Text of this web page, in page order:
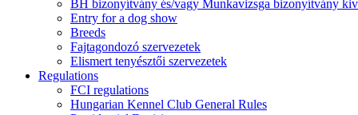
BH bizonyítvány és/vagy Munkavizsga bizonyítvány
Entry for a dog show
Breeds
Fajtagondozó szervezetek
Elismert tenyésztői szervezetek
Regulations
FCI regulations
Hungarian Kennel Club General Rules